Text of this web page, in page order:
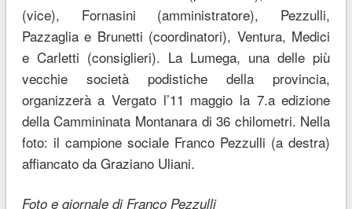
(vice), Fornasini (amministratore), Pezzulli,
Pazzaglia e Brunetti (coordinatori), Ventura, Medici
e Carletti (consiglieri). La Lumega, una delle più
vecchie società podistiche della provincia,
organizzerà a Vergato l’11 maggio la 7.a edizione
della Cammininata Montanara di 36 chilometri. Nella
foto: il campione sociale Franco Pezzulli (a destra)
affiancato da Graziano Uliani.
Foto e giornale di Franco Pezzulli